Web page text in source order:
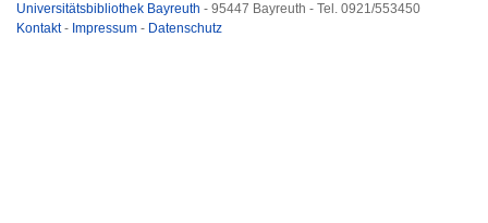
Universitätsbibliothek Bayreuth - 95447 Bayreuth - Tel. 0921/553450
Kontakt- Impressum - Datenschutz